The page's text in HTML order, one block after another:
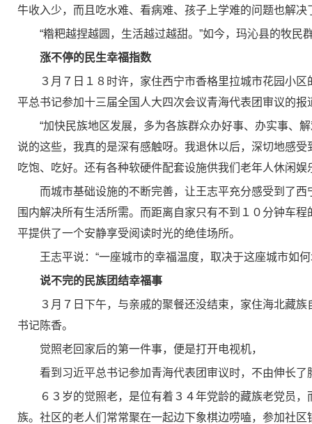
牛收入少，而且吃水难、看病难、孩子上学难的问题也解决
“糌粑越捏越圆，生活越过越甜。”如今，玛沁县的牧民
涨不停的民生幸福指数
３月７日１８时许，家住西宁市香格里拉城市花园小
平总书记参加十三届全国人大四次会议青海代表团审议的
“加快民族地区发展，多为各族群众办好事、办实事、
说的这些，我真的是深有感触呀。我退休以后，深切地感
吃饱、吃好。还有各种软硬件配套设施供我们老年人休闲娱
而城市基础设施的不断完善，让王志平充分感受到了
围内解决所有生活所需。而距离自家只有不到１０分钟车
平提供了一个安静享受阅读时光的绝佳场所。
王志平说：“一座城市的幸福温度，取决于这座城市如
说不完的民族团结幸福事
３月７日下午，与亲戚的聚餐还没结束，家住海北藏
书记陈香。
觉照老回家后的第一件事，便是打开电视机，
看到习近平总书记参加青海代表团审议时，不由伸长
６３岁的觉照老，是位有着３４年党龄的藏族老党员
族。社区的老人们常常聚在一起边下象棋边唠嗑，参加社